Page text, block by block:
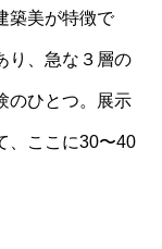
築美が特徴で
り、急な３層の
のひとつ。展示
、ここに30〜40